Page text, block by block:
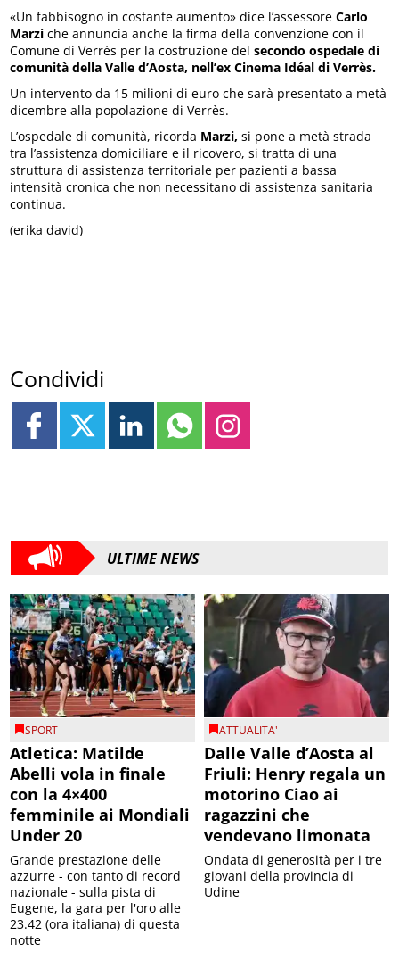
«Un fabbisogno in costante aumento» dice l’assessoreCarlo
Marzi che annuncia anche la firma della convenzione con il
Comune di Verrès per la costruzione delsecondo ospedale di
comunità della Valle d’Aosta, nell’ex Cinema Idéal di Verrès.
Un intervento da 15 milioni di euro che sarà presentato a metà
dicembre alla popolazione di Verrès.
L’ospedale di comunità, ricorda Marzi, si pone a metà strada
tra l’assistenza domiciliare e il ricovero, si tratta di una
struttura di assistenza territoriale per pazienti a bassa
intensità cronica che non necessitano di assistenza sanitaria
continua.
(erika david)
Condividi
ULTIME NEWS
SPORT
Atletica: Matilde
Abelli vola in finale
con la 4×400
femminile ai Mondiali
Under 20
Grande prestazione delle
azzurre - con tanto di record
nazionale - sulla pista di
Eugene, la gara per l'oro alle
23.42 (ora italiana) di questa
notte
ATTUALITA'
Dalle Valle d’Aosta al
Friuli: Henry regala un
motorino Ciao ai
ragazzini che
vendevano limonata
Ondata di generosità per i tre
giovani della provincia di
Udine